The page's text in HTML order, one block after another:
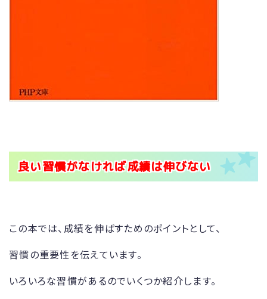
良い習慣がなければ成績は伸びない
この本では、成績を伸ばすためのポイントとして、
習慣の重要性を伝えています。
いろいろな習慣があるのでいくつか紹介します。